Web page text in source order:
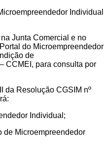
Individual
Junta Comercial e no
do Microempreendedor
de
CCMEI, para consulta por
da Resolução CGSIM nº
Individual;
de Microempreendedor